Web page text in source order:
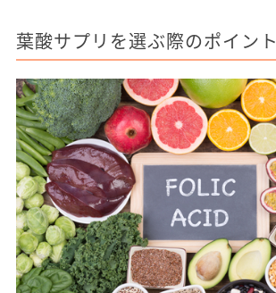
葉酸サプリを選ぶ際のポイント